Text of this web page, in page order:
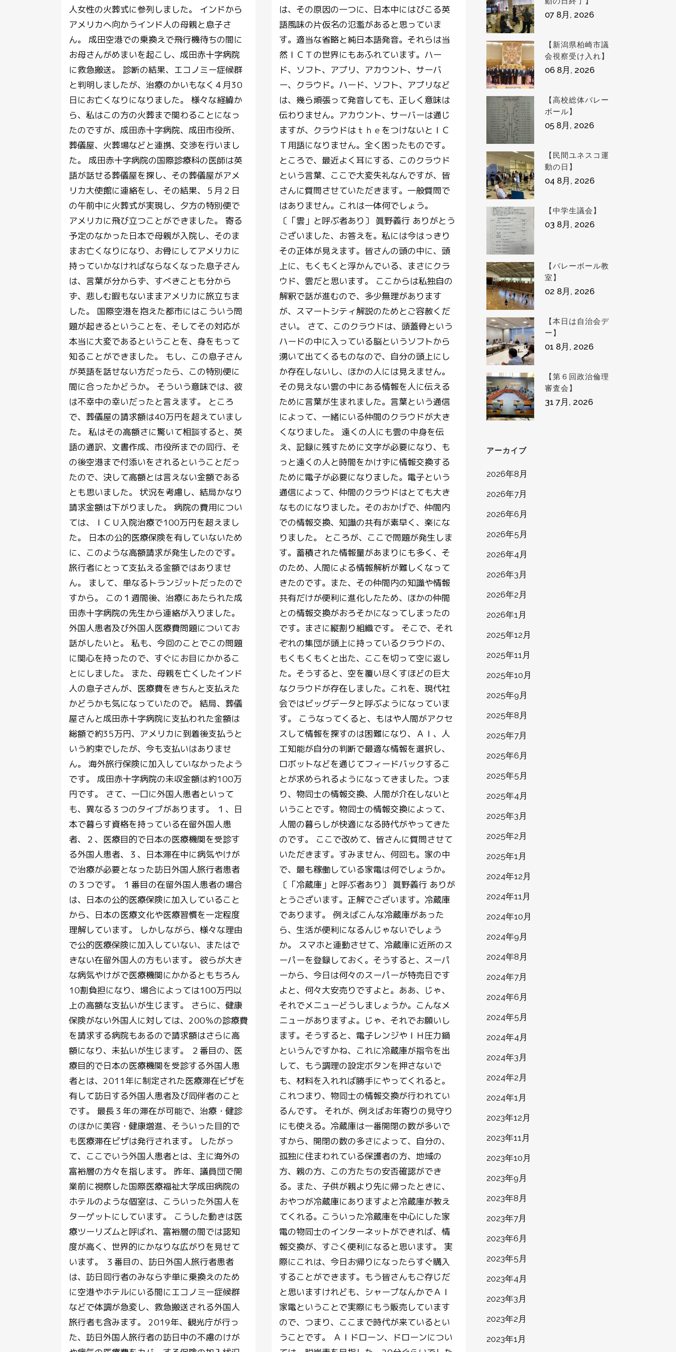
07 8月, 2026
【新潟県柏崎市議
会視察受け入れ】
06 8月, 2026
【高校総体バレー
ボール】
05 8月, 2026
【民間ユネスコ運
動の日】
04 8月, 2026
【中学生議会】
03 8月, 2026
【バレーボール教
室】
02 8月, 2026
【本日は自治会デ
ー】
01 8月, 2026
【第６回政治倫理
審査会】
31 7月, 2026
アーカイブ
2026年8月
2026年7月
2026年6月
2026年5月
2026年4月
2026年3月
2026年2月
2026年1月
2025年12月
2025年11月
2025年10月
2025年9月
2025年8月
2025年7月
2025年6月
2025年5月
2025年4月
2025年3月
2025年2月
2025年1月
2024年12月
2024年11月
2024年10月
2024年9月
2024年8月
2024年7月
2024年6月
2024年5月
2024年4月
2024年3月
2024年2月
2024年1月
2023年12月
2023年11月
2023年10月
2023年9月
2023年8月
2023年7月
2023年6月
2023年5月
2023年4月
2023年3月
2023年2月
2023年1月